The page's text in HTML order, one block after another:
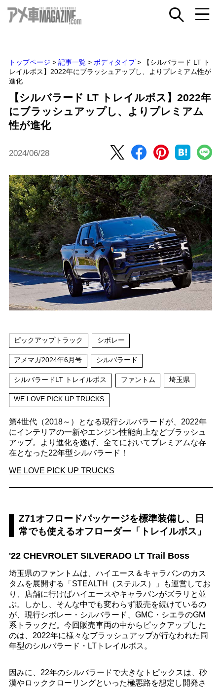
トップページ > 記事一覧 > ボディタイプ >
【シルバラード LT ト
レイルボス】2022年にブラッシュアップし、よりプレミアム性が
進化
【シルバラード LT トレイルボス】2022年
にブラッシュアップし、よりプレミアム
性が進化
2024/06/28
ピックアップトラック シボレー
アメマガ2024年6月号 シルバラード
シルバラードLT トレイルボス ファントム 埼玉県
WE LOVE PICK UP TRUCKS
第4世代（2018～）となる現行シルバラードが、2022年
にインテリアの一新やエンジン性能向上などブラッシュ
アップ。より進化を遂げ、全てにおいてプレミアムな存
在となった22年型シルバラード！
WE LOVE PICK UP TRUCKS
Z71オフロードパッケージを標準装備し、日
常でも使えるオフローダー「トレイルボス」
'22 CHEVROLET SILVERADO LT Trail Boss
埼玉県のファントムは、ハイエース＆キャラバンのカス
タムを展開する「STEALTH（ステルス）」も運営してお
り、店舗に行けばハイエースやキャラバンがズラリと並
ぶ。しかし、そんな中でも変わらず販売を続けているの
が、現行シボレー・シルバラード、GMC・シエラのGM
系トラックだ。今回販売車両の中からピックアップした
のは、2022年に様々なブラッシュアップが行なわれた同
年型のシルバラード・LTトレイルボス。
因みに、22年のシルバラードで大きなトピックスは、砂
漠やロッククローリングといった極悪路を想定し開発さ